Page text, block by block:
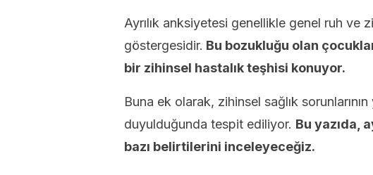
Ayrılık anksiyetesi genellikle genel ruh ve
göstergesidir. Bu bozukluğu olan
bir zihinsel hastalık teşhisi konuyor.
Buna ek olarak, zihinsel sağlık
duyulduğunda tespit ediliyor. Bu yazıda,
bazı belirtilerini inceleyeceğiz.